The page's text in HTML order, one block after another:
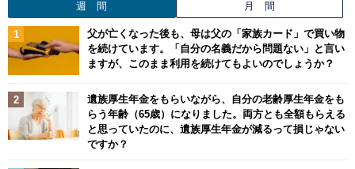
週 間 月 間
父が亡くなった後も、母は父の「家族カード」で買い物
を続けています。「自分の名義だから問題ない」と言い
ますが、このまま利用を続けてもよいのでしょうか？
遺族厚生年金をもらいながら、自分の老齢厚生年金をも
らう年齢（65歳）になりました。両方とも全額もらえる
と思っていたのに、遺族厚生年金が減るって損じゃない
ですか？